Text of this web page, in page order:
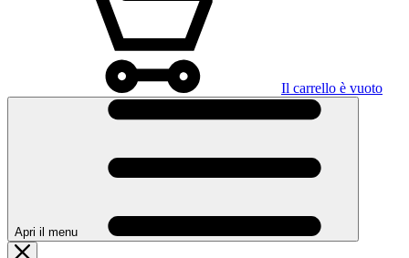
Il carrello è vuoto
Apri il menu